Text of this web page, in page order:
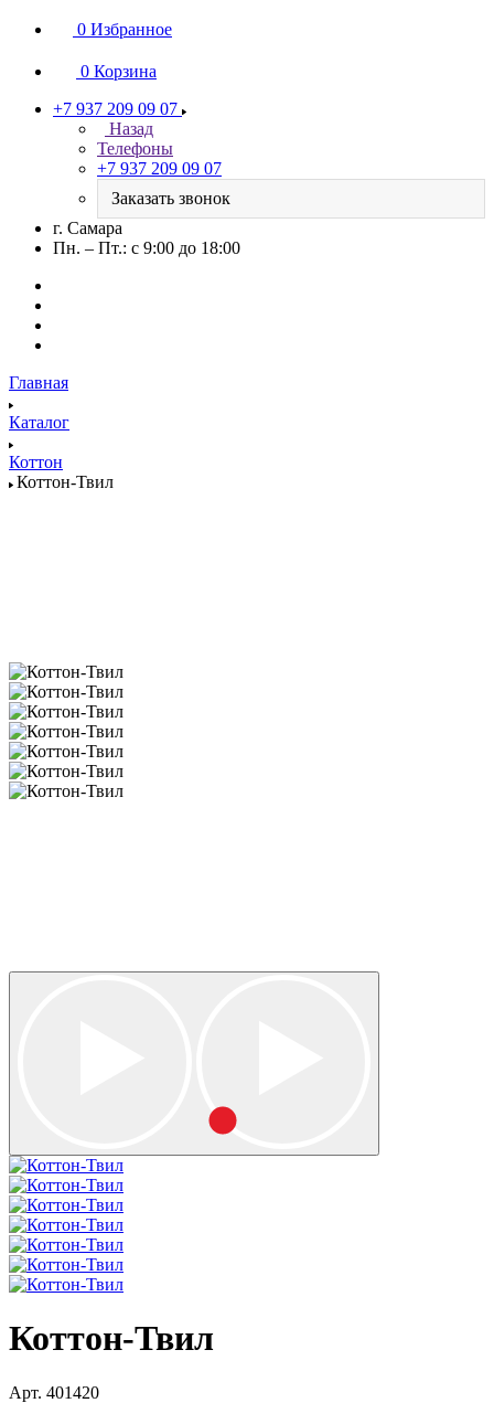
0 Избранное
0 Корзина
+7 937 209 09 07
Назад
Телефоны
+7 937 209 09 07
Заказать звонок
г. Самара
Пн. – Пт.: с 9:00 до 18:00
Главная
Каталог
Коттон
Коттон-Твил
Коттон-Твил
Арт. 401420